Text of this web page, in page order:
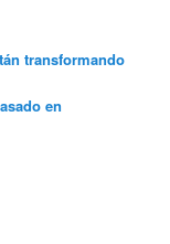
transformando
en